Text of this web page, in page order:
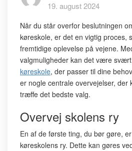
19. august 2024
Når du står overfor beslutningen
køreskole, er det en vigtig proces,
fremtidige oplevelse på vejene.
valgmuligheder kan det være
køreskole, der passer til dine
er nogle centrale overvejelser,
træffe det bedste valg.
Overvej skolens ry
En af de første ting, du bør gøre,
køreskolens ry. Dette kan gøres